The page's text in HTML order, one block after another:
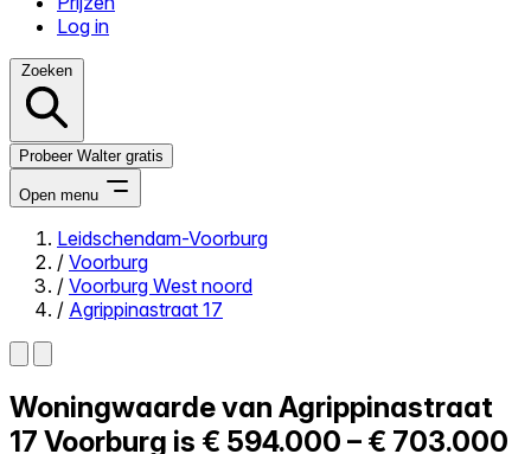
Log in
Zoeken
Probeer Walter gratis
Open menu
Close menu
Zelf kopen
Alles-in-één
Leidschendam-Voorburg
/ Voorburg
/ Voorburg West noord
/ Agrippinastraat 17
Woningwaarde van Agrippinastraat
17 Voorburg is € 594.000 – € 703.000